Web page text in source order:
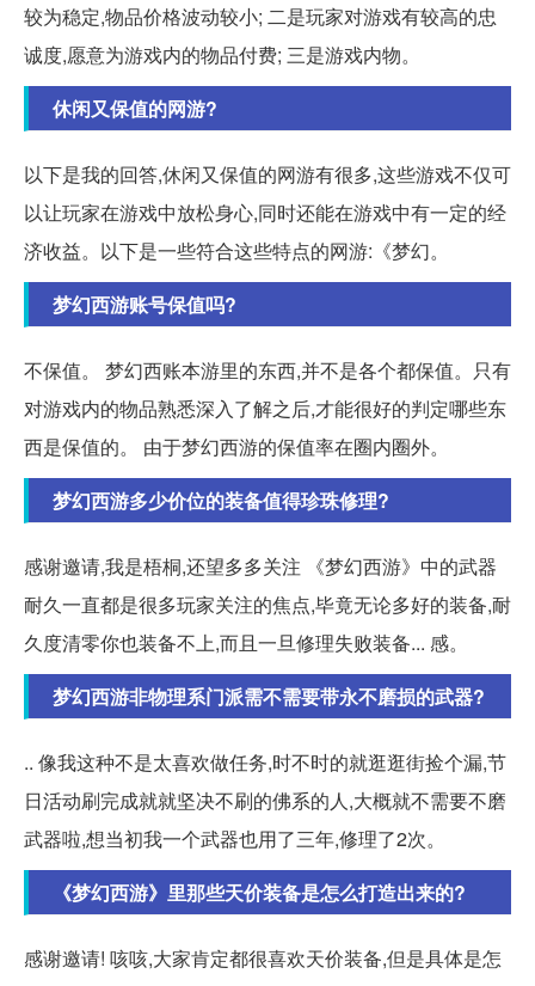
较为稳定,物品价格波动较小; 二是玩家对游戏有较高的忠
诚度,愿意为游戏内的物品付费; 三是游戏内物。
休闲又保值的网游?
以下是我的回答,休闲又保值的网游有很多,这些游戏不仅可
以让玩家在游戏中放松身心,同时还能在游戏中有一定的经
济收益。以下是一些符合这些特点的网游:《梦幻。
梦幻西游账号保值吗?
不保值。 梦幻西账本游里的东西,并不是各个都保值。只有
对游戏内的物品熟悉深入了解之后,才能很好的判定哪些东
西是保值的。 由于梦幻西游的保值率在圈内圈外。
梦幻西游多少价位的装备值得珍珠修理?
感谢邀请,我是梧桐,还望多多关注 《梦幻西游》中的武器
耐久一直都是很多玩家关注的焦点,毕竟无论多好的装备,耐
久度清零你也装备不上,而且一旦修理失败装备... 感。
梦幻西游非物理系门派需不需要带永不磨损的武器?
.. 像我这种不是太喜欢做任务,时不时的就逛逛街捡个漏,节
日活动刷完成就就坚决不刷的佛系的人,大概就不需要不磨
武器啦,想当初我一个武器也用了三年,修理了2次。
《梦幻西游》里那些天价装备是怎么打造出来的?
感谢邀请! 咳咳,大家肯定都很喜欢天价装备,但是具体是怎